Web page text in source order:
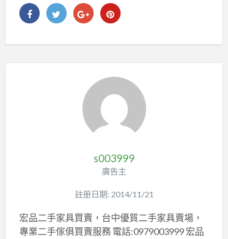
s003999
廣告主
註册日期: 2014/11/21
宏品二手家具買賣，台中優質二手家具賣場，
專業二手傢俱買賣服務 電話:0979003999 宏品